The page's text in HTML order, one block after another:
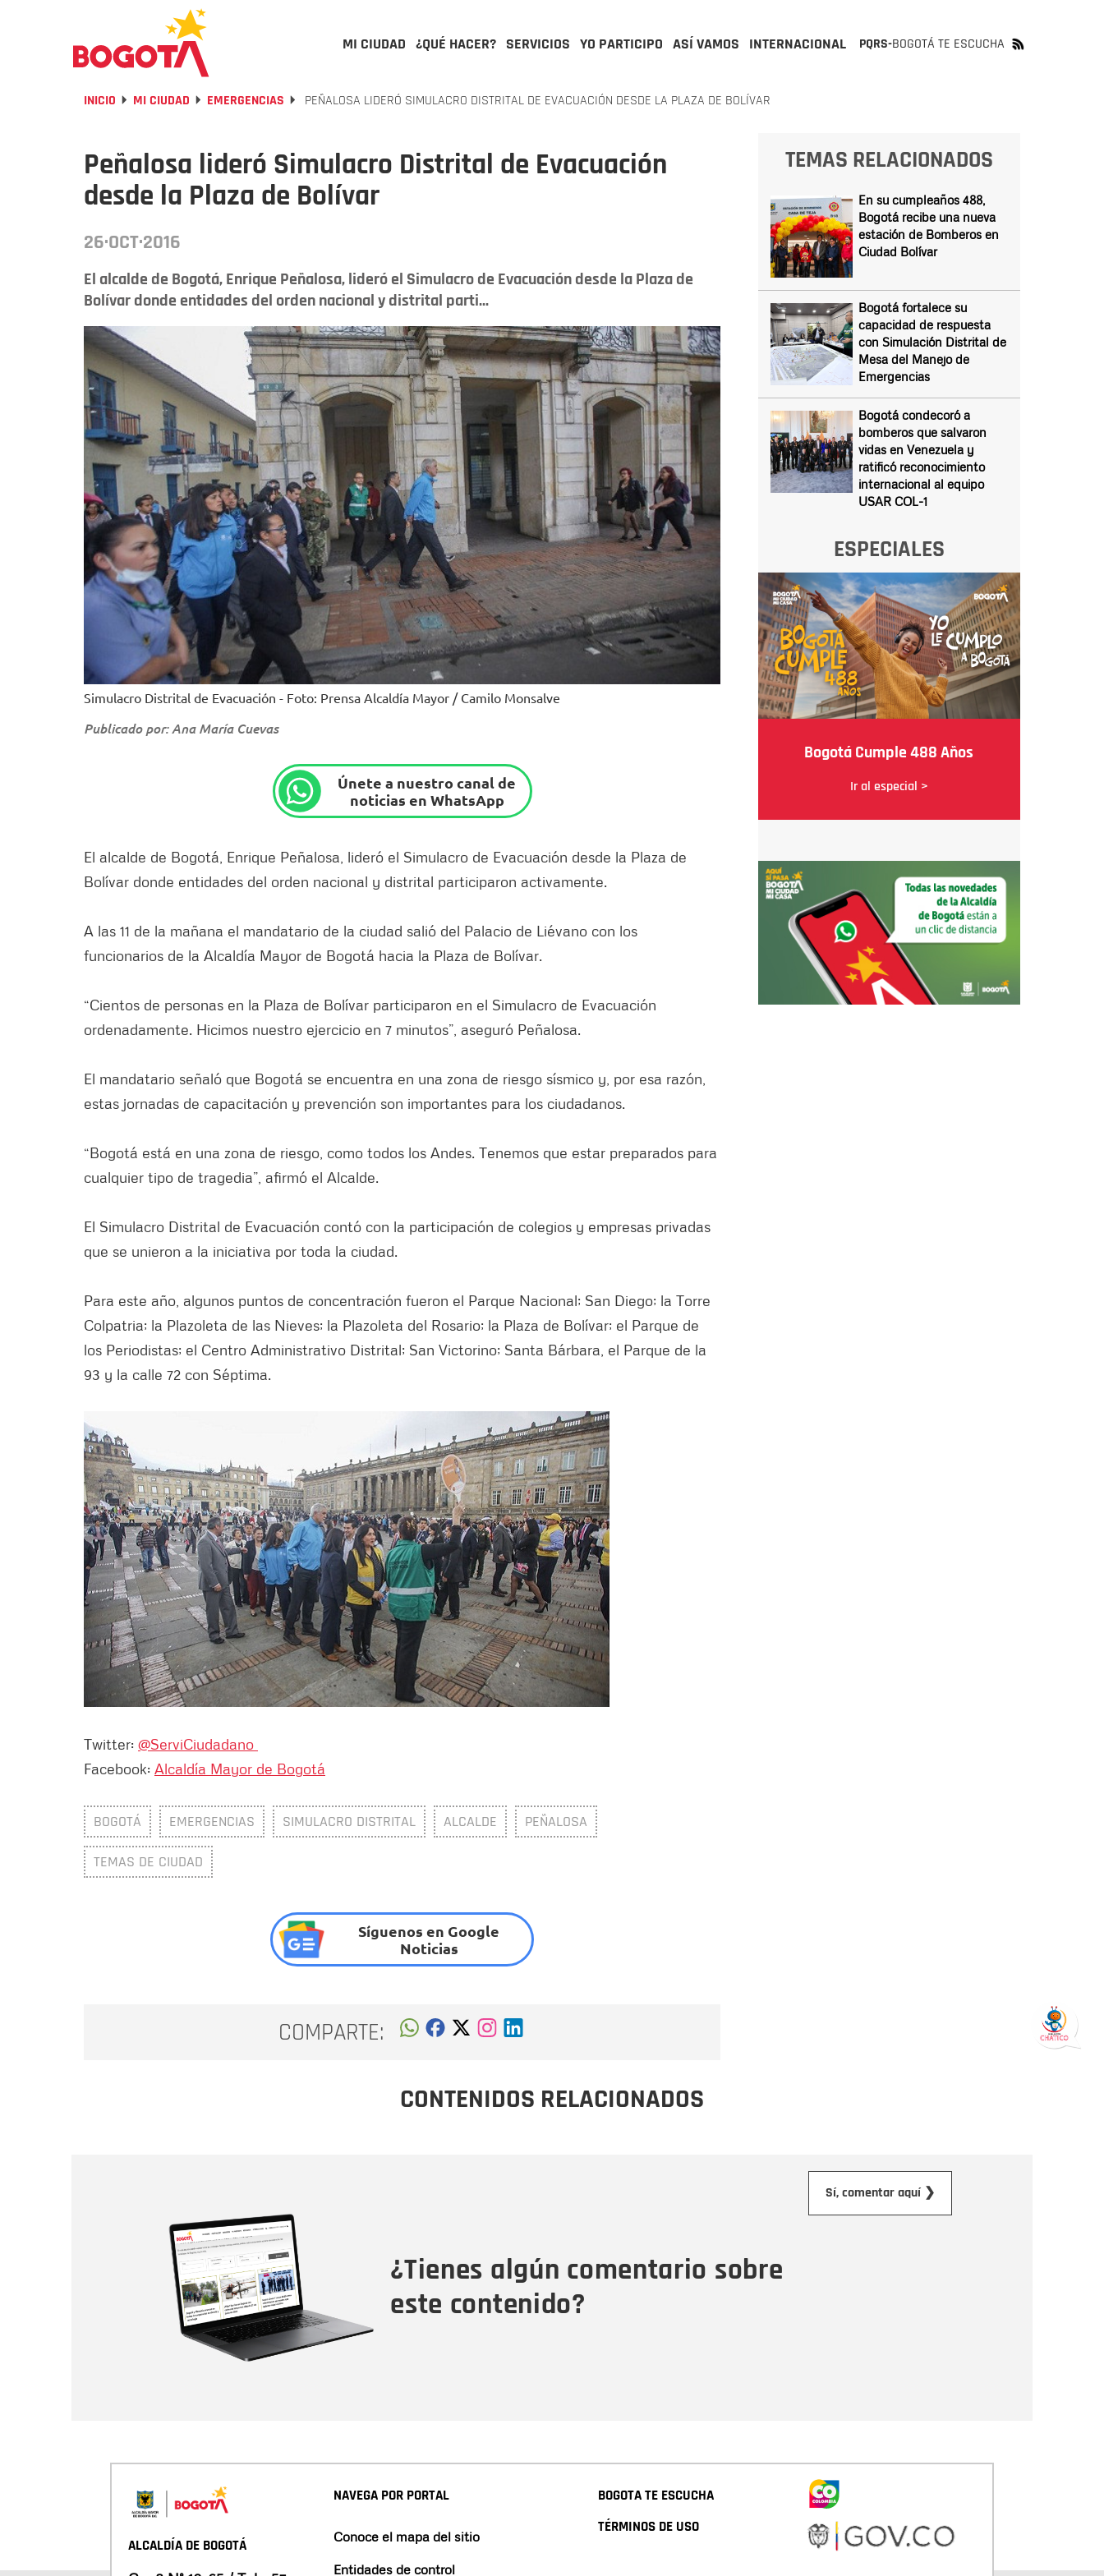
MI CIUDAD ¿QUÉ HACER? SERVICIOS YO PARTICIPO ASÍ VAMOS INTERNACIONAL PQRS-BOGOTÁ TE ESCUCHA
INICIO MI CIUDAD EMERGENCIAS PEÑALOSA LIDERÓ SIMULACRO DISTRITAL DE EVACUACIÓN DESDE LA PLAZA DE BOLÍVAR
Peñalosa lideró Simulacro Distrital de Evacuación
desde la Plaza de Bolívar
26·OCT·2016
El alcalde de Bogotá, Enrique Peñalosa, lideró el Simulacro de Evacuación desde la Plaza de
Bolívar donde entidades del orden nacional y distrital parti...
Simulacro Distrital de Evacuación - Foto: Prensa Alcaldía Mayor / Camilo Monsalve
Publicado por: Ana María Cuevas
Únete a nuestro canal de
noticias en WhatsApp
El alcalde de Bogotá, Enrique Peñalosa, lideró el Simulacro de Evacuación desde la Plaza de
Bolívar donde entidades del orden nacional y distrital participaron activamente.
A las 11 de la mañana el mandatario de la ciudad salió del Palacio de Liévano con los
funcionarios de la Alcaldía Mayor de Bogotá hacia la Plaza de Bolívar.
“Cientos de personas en la Plaza de Bolívar participaron en el Simulacro de Evacuación
ordenadamente. Hicimos nuestro ejercicio en 7 minutos”, aseguró Peñalosa.
El mandatario señaló que Bogotá se encuentra en una zona de riesgo sísmico y, por esa razón,
estas jornadas de capacitación y prevención son importantes para los ciudadanos.
“Bogotá está en una zona de riesgo, como todos los Andes. Tenemos que estar preparados para
cualquier tipo de tragedia”, afirmó el Alcalde.
El Simulacro Distrital de Evacuación contó con la participación de colegios y empresas privadas
que se unieron a la iniciativa por toda la ciudad.
Para este año, algunos puntos de concentración fueron el Parque Nacional; San Diego; la Torre
Colpatria; la Plazoleta de las Nieves; la Plazoleta del Rosario; la Plaza de Bolívar; el Parque de
los Periodistas; el Centro Administrativo Distrital; San Victorino; Santa Bárbara, el Parque de la
93 y la calle 72 con Séptima.
Twitter: @ServiCiudadano
Facebook: Alcaldía Mayor de Bogotá
BOGOTÁ EMERGENCIAS SIMULACRO DISTRITAL ALCALDE PEÑALOSA
TEMAS DE CIUDAD
Síguenos en Google
Noticias
COMPARTE:
TEMAS RELACIONADOS
En su cumpleaños 488,
Bogotá recibe una nueva
estación de Bomberos en
Ciudad Bolívar
Bogotá fortalece su
capacidad de respuesta
con Simulación Distrital de
Mesa del Manejo de
Emergencias
Bogotá condecoró a
bomberos que salvaron
vidas en Venezuela y
ratificó reconocimiento
internacional al equipo
USAR COL-1
ESPECIALES
Bogotá Cumple 488 Años
Ir al especial >
CONTENIDOS RELACIONADOS
¿Tienes algún comentario sobre
este contenido?
Sí, comentar aquí ❯
ALCALDÍA DE BOGOTÁ
NAVEGA POR PORTAL
Conoce el mapa del sitio
Entidades de control
BOGOTA TE ESCUCHA
TÉRMINOS DE USO